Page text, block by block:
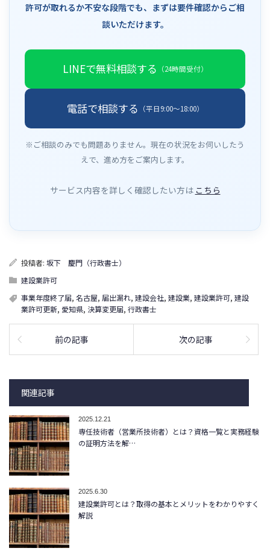
許可が取れるか不安な段階でも、まずは要件確認からご相
談いただけます。
LINEで無料相談する （24時間受付）
電話で相談する （平日9:00〜18:00）
※ご相談のみでも問題ありません。現在の状況をお伺いしたう
えで、進め方をご案内します。
サービス内容を詳しく確認したい方は こちら
投稿者: 坂下 慶門（行政書士）
建設業許可
事業年度終了届, 名古屋, 届出漏れ, 建設会社, 建設業, 建設業許可, 建設
業許可更新, 愛知県, 決算変更届, 行政書士
前の記事 次の記事
関連記事
2025.12.21
専任技術者（営業所技術者）とは？資格一覧と実務経験
の証明方法を解…
2025.6.30
建設業許可とは？取得の基本とメリットをわかりやすく
解説